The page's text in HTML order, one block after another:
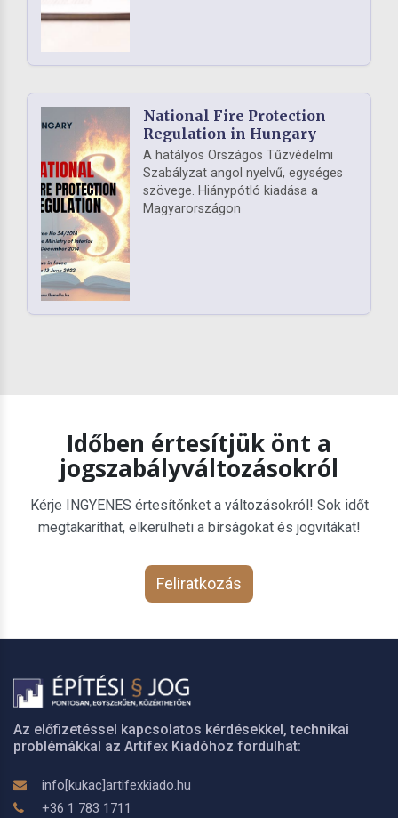
National Fire Protection
Regulation in Hungary
A hatályos Országos Tűzvédelmi
Szabályzat angol nyelvű, egységes
szövege. Hiánypótló kiadása a
Magyarországon
Időben értesítjük önt a
jogszabályváltozásokról
Kérje INGYENES értesítőnket a változásokról! Sok időt
megtakaríthat, elkerülheti a bírságokat és jogvitákat!
Feliratkozás
Az előfizetéssel kapcsolatos kérdésekkel, technikai
problémákkal az Artifex Kiadóhoz fordulhat:
info[kukac]artifexkiado.hu
+36 1 783 1711